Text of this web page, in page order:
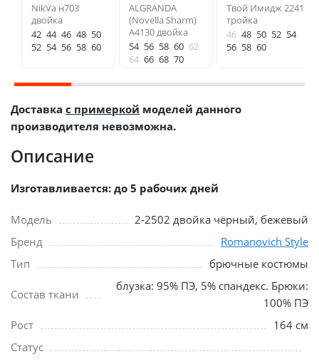
NikVa н703
двойка
42 44 46 48 50
52 54 56 58 60
ALGRANDA
(Novella Sharm)
A4130 двойка
54 56 58 60 62
64 66 68 70
Твой Имидж 2241
тройка
46 48 50 52 54
56 58 60
Доставка с примеркой моделей данного
производителя невозможна.
Описание
Изготавливается: до 5 рабочих дней
Модель
2-2502 двойка чёрный, бежевый
Бренд
Romanovich Style
Тип
брючные костюмы
Состав ткани
блузка: 95% ПЭ, 5% спандекс. Брюки:
100% ПЭ
Рост
164 см
Статус